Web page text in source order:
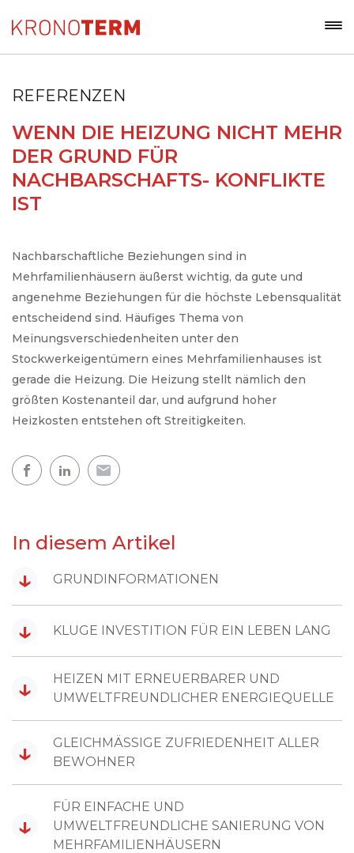
REFERENZEN
WENN DIE HEIZUNG NICHT MEHR
DER GRUND FÜR
NACHBARSCHAFTS- KONFLIKTE
IST
Nachbarschaftliche Beziehungen sind in
Mehrfamilienhäusern äußerst wichtig, da gute und
angenehme Beziehungen für die höchste Lebensqualität
entscheidend sind. Häufiges Thema von
Meinungsverschiedenheiten unter den
Stockwerkeigentümern eines Mehrfamilienhauses ist
gerade die Heizung. Die Heizung stellt nämlich den
größten Kostenanteil dar, und aufgrund hoher
Heizkosten entstehen oft Streitigkeiten.
In diesem Artikel
↓ GRUNDINFORMATIONEN
↓ KLUGE INVESTITION FÜR EIN LEBEN LANG
↓
HEIZEN MIT ERNEUERBARER UND
UMWELTFREUNDLICHER ENERGIEQUELLE
↓
GLEICHMÄSSIGE ZUFRIEDENHEIT ALLER
BEWOHNER
↓
FÜR EINFACHE UND
UMWELTFREUNDLICHE SANIERUNG VON
MEHRFAMILIENHÄUSERN